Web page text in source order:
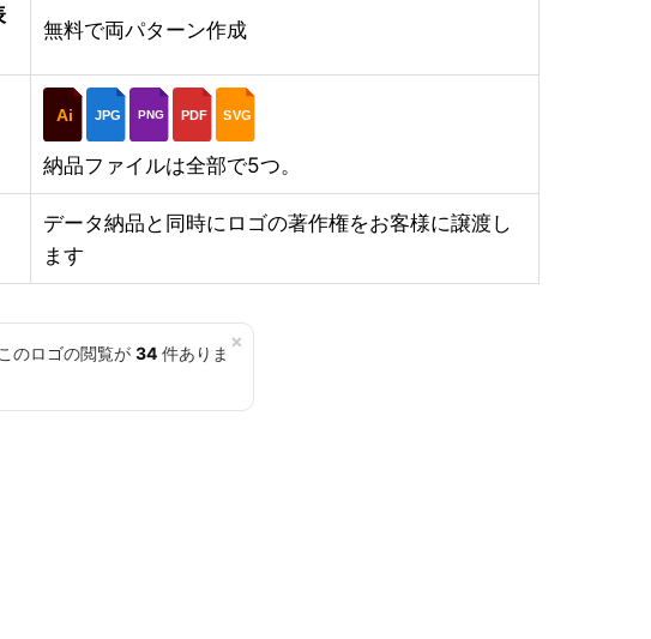
無料で両パターン作成
Ai JPG PNG PDF SVG
納品ファイルは全部で5つ。
データ納品と同時にロゴの著作権をお客様に譲渡し
ます
×
のロゴの閲覧が 34 件ありま